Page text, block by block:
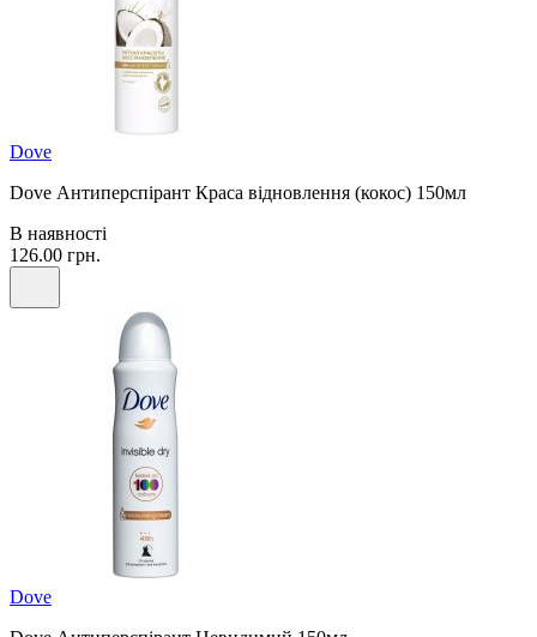
Dove
Dove Антиперспірант Краса відновлення (кокос) 150мл
В наявності
126.00 грн.
Dove